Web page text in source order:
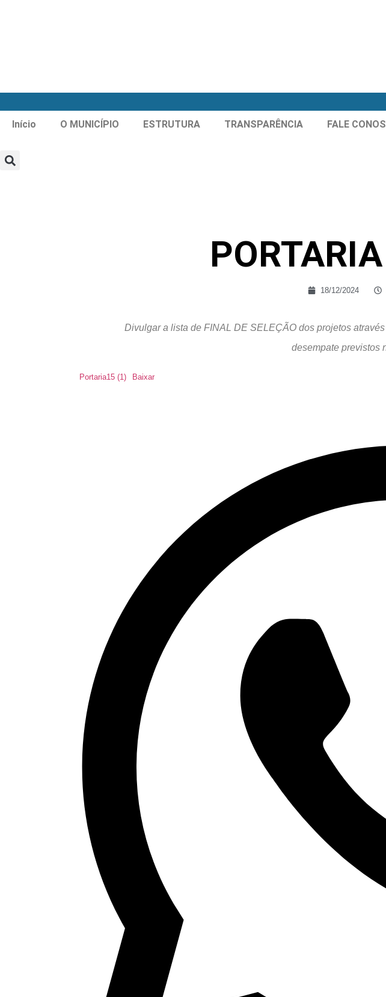
Início O MUNICÍPIO ESTRUTURA TRANSPARÊNCIA FALE
18/12/2024
Divulgar a lista de FINAL DE SELEÇÃO dos projetos
desempate previstos
Portaria15 (1) Baixar